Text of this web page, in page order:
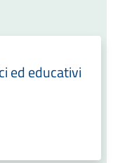
ed educativi